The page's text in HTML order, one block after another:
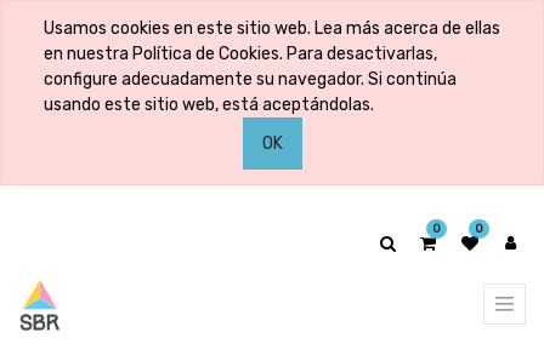
Usamos cookies en este sitio web. Lea más acerca de ellas
en nuestra Política de Cookies. Para desactivarlas,
configure adecuadamente su navegador. Si continúa
usando este sitio web, está aceptándolas.
OK
0 0
Mostrar
categorías